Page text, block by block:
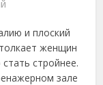
и плоский
женщин
стройнее.
зале